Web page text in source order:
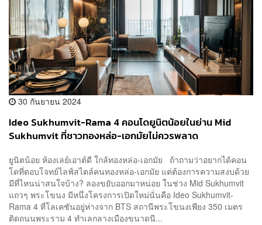
30 กันยายน 2024
Ideo Sukhumvit-Rama 4 คอนโดยูนิตน้อยในย่าน Mid
Sukhumvit ที่ชาวทองหล่อ-เอกมัยไม่ควรพลาด
ยูนิตน้อย ห้องเลย์เอาต์ดี ใกล้ทองหล่อ-เอกมัย ถ้าถามว่าอยากได้คอน
โดที่ตอบโจทย์ไลฟ์สไตล์คนทองหล่อ-เอกมัย แต่ต้องการความสงบด้วย
มีที่ไหนน่าสนใจบ้าง? ลองขยับออกมาหน่อย ในช่วง Mid Sukhumvit
แถวๆ พระโขนง มีหนึ่งโครงการเปิดใหม่นั่นคือ Ideo Sukhumvit-
Rama 4 ที่โลเคชันอยู่ห่างจาก BTS สถานีพระโขนงเพียง 350 เมตร
ติดถนนพระราม 4 ทำเลกลางเมืองขนาดนี...